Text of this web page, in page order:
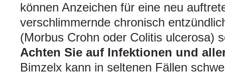
können Anzeichen für eine neu
verschlimmernde chronisch
(Morbus Crohn oder Colitis ulcerosa)
Achten Sie auf Infektionen und
Bimzelx kann in seltenen Fällen